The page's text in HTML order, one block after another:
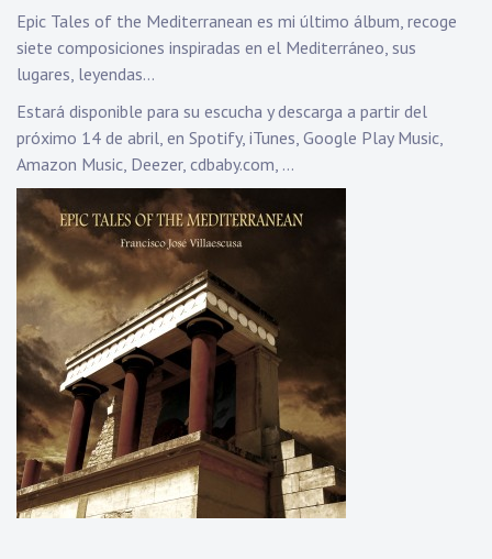
Epic Tales of the Mediterranean es mi último álbum, recoge
siete composiciones inspiradas en el Mediterráneo, sus
lugares, leyendas…
Estará disponible para su escucha y descarga a partir del
próximo 14 de abril, en Spotify, iTunes, Google Play Music,
Amazon Music, Deezer, cdbaby.com, …